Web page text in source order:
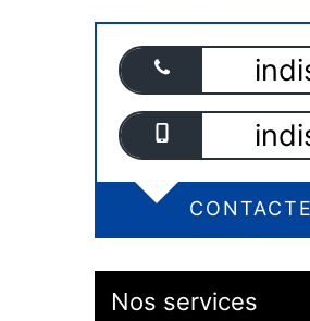
Nos services